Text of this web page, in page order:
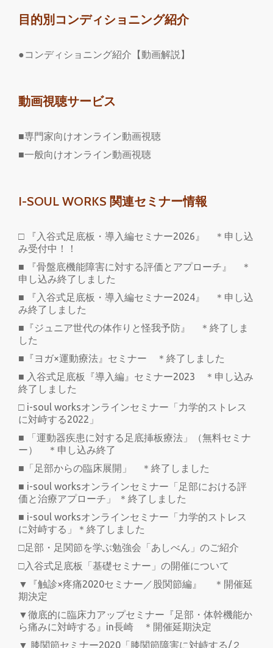
目的別コンディショニング紹介
●コンディショニング紹介【動画解説】
動画視聴サービス
■専門家向けオンライン動画視聴
■一般向けオンライン動画視聴
I-SOUL WORKS 関連セミナー情報
□ 『入谷式足底板・導入編セミナー2026』 ＊申し込
み受付中！！
■ 『骨盤底機能障害に対する評価とアプローチ』 ＊
申し込み終了しました
■ 『入谷式足底板・導入編セミナー2024』 ＊申し込
み終了しました
■『ジュニア世代の体作りと怪我予防』 ＊終了しま
した
■『ヨガ×運動療法』セミナー ＊終了しました
■ 入谷式足底板『導入編』セミナー2023 ＊申し込み
終了しました
□ i-soul worksオンラインセミナー「力学的ストレス
に対峙する2022」
■ 「運動器疾患に対する足底挿板療法」（無料セミナ
ー） ＊申し込み終了
■「足部からの臨床展開」 ＊終了しました
■ i-soul worksオンラインセミナー「足部における評
価と治療アプローチ」 ＊終了しました
■ i-soul worksオンラインセミナー「力学的ストレス
に対峙する」＊終了しました
□足部・足関節を学ぶ勉強会「あしべん」のご紹介
□入谷式足底板「基礎セミナー」の開催について
▼『触診×疼痛2020セミナー／股関節編』 ＊開催延
期決定
▼徹底的に臨床力アップセミナー『足部・体幹機能か
ら痛みに対峙する』in長崎 ＊開催延期決定
▼ 膝関節セミナー2020「膝関節障害に対峙する/２